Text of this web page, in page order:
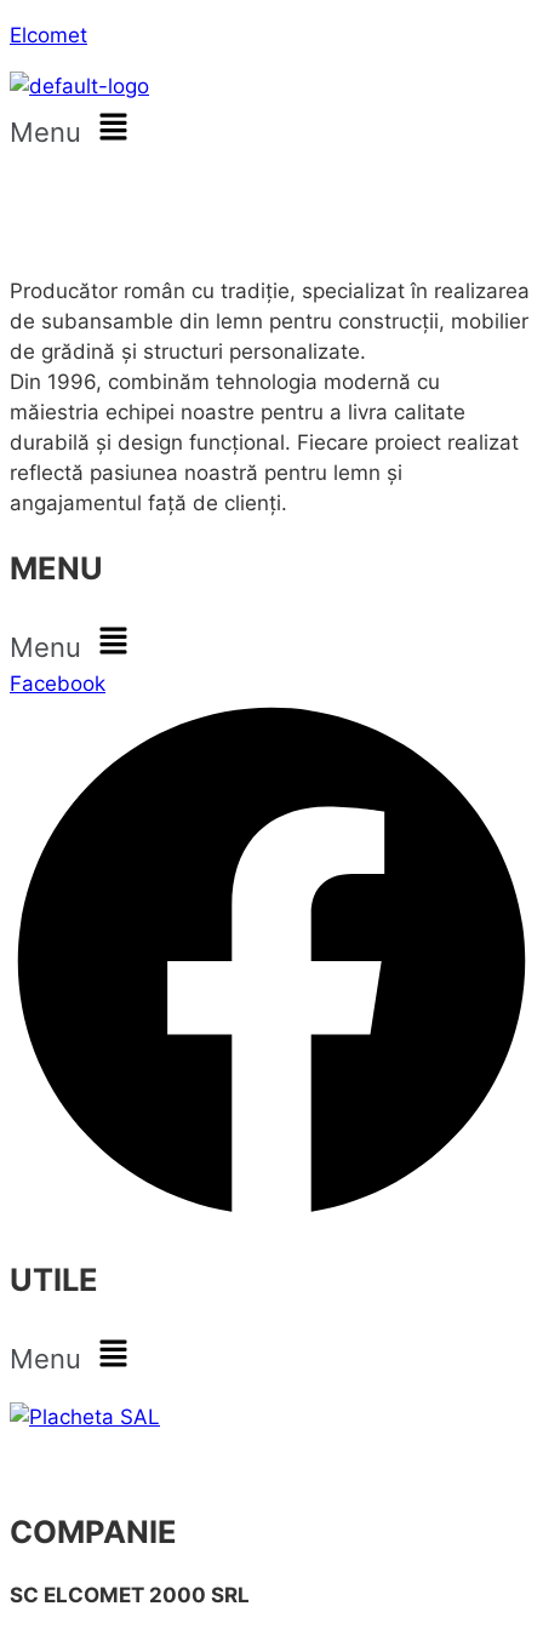
Elcomet
Menu
Producător român cu tradiție, specializat în realizarea
de subansamble din lemn pentru construcții, mobilier
de grădină și structuri personalizate.
Din 1996, combinăm tehnologia modernă cu
măiestria echipei noastre pentru a livra calitate
durabilă și design funcțional. Fiecare proiect realizat
reflectă pasiunea noastră pentru lemn și
angajamentul față de clienți.
MENU
Menu
Facebook
UTILE
Menu
COMPANIE
SC ELCOMET 2000 SRL